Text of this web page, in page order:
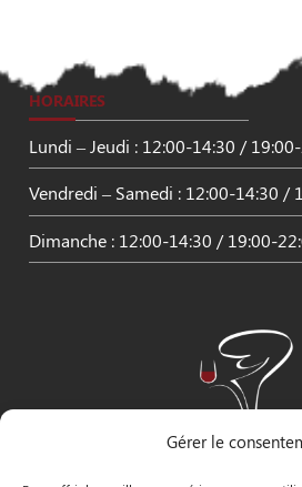
Gérer le
HORAIRES
Lundi – Jeudi : 12:00-14:30 /
Vendredi – Samedi : 12:00-14:30 /
Dimanche : 12:00-14:30 / 19:00-